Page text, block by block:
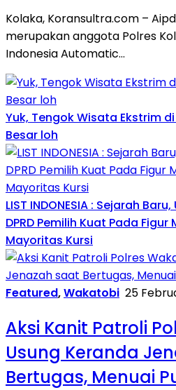
Kolaka, Koransultra.com –
merupakan anggota Polres
Indonesia Automatic…
Yuk, Tengok Wisata Ekstrim
Besar loh
LIST INDONESIA : Sejarah
DPRD Pemilih Kuat Pada
Mayoritas Kursi
Featured,Wakatobi 25
Aksi Kanit Patroli
Usung Keranda
Bertugas, Menuai